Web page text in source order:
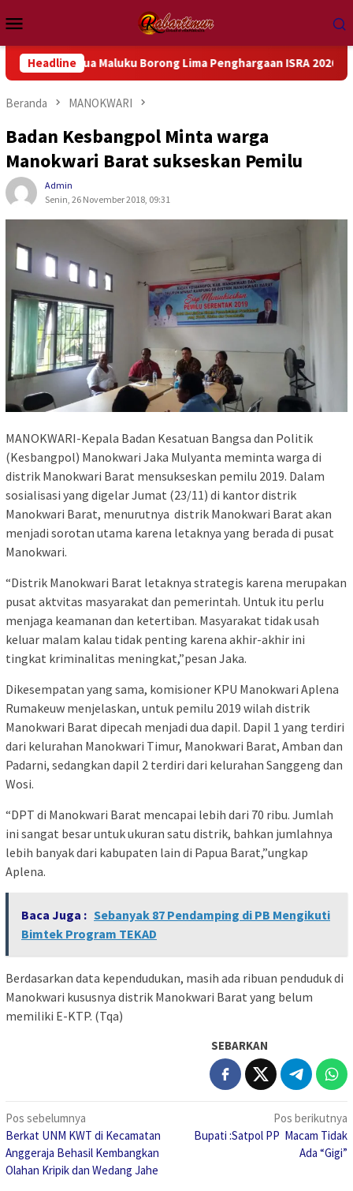
ke
kontenMobile
Headline
Maluku Borong Lima Penghargaan ISRA 2026
Beranda MANOKWARI
Badan Kesbangpol Minta warga
Manokwari Barat sukseskan Pemilu
Admin
Senin, 26 November 2018, 09:31
MANOKWARI-Kepala Badan Kesatuan Bangsa dan Politik
(Kesbangpol) Manokwari Jaka Mulyanta meminta warga di
distrik Manokwari Barat mensukseskan pemilu 2019. Dalam
sosialisasi yang digelar Jumat (23/11) di kantor distrik
Manokwari Barat, menurutnya distrik Manokwari Barat akan
menjadi sorotan utama karena letaknya yang berada di pusat
Manokwari.
“Distrik Manokwari Barat letaknya strategis karena merupakan
pusat aktvitas masyarakat dan pemerintah. Untuk itu perlu
menjaga keamanan dan ketertiban. Masyarakat tidak usah
keluar malam kalau tidak penting karena akhir-akhir ini
tingkat kriminalitas meningkat,”pesan Jaka.
Dikesempatan yang sama, komisioner KPU Manokwari Aplena
Rumakeuw menjelaskan, untuk pemilu 2019 wilah distrik
Manokwari Barat dipecah menjadi dua dapil. Dapil 1 yang terdiri
dari kelurahan Manokwari Timur, Manokwari Barat, Amban dan
Padarni, sedangkan dapil 2 terdiri dari kelurahan Sanggeng dan
Wosi.
“DPT di Manokwari Barat mencapai lebih dari 70 ribu. Jumlah
ini sangat besar untuk ukuran satu distrik, bahkan jumlahnya
lebih banyak dari kabupaten lain di Papua Barat,”ungkap
Aplena.
Baca Juga : Sebanyak 87 Pendamping di PB Mengikuti
Bimtek Program TEKAD
Berdasarkan data kependudukan, masih ada ribuan penduduk di
Manokwari kususnya distrik Manokwari Barat yang belum
memiliki E-KTP. (Tqa)
SEBARKAN
Navigasi
pos
Pos sebelumnya
Berkat UNM KWT di Kecamatan
Anggeraja Behasil Kembangkan
Olahan Kripik dan Wedang Jahe
Pos berikutnya
Bupati :Satpol PP Macam Tidak
Ada “Gigi”